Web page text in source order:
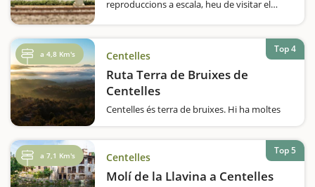
reproduccions a escala, heu de visitar el
plantes dedicat al col·leccionisme i al
modelisme d'aquest…
a 4,8 Km's Centelles
Ruta Terra de Bruixes de
Centelles
Centelles és terra de bruixes. Hi ha moltes
aquesta figura popular. Una bona manera
de conèixer la petjada que hi ha deixat és…
Top 4
a 7,1 Km's Centelles
Molí de la Llavina a Centelles
Top 5